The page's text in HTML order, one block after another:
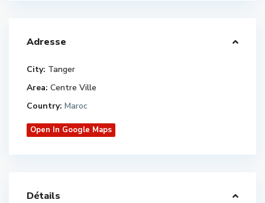
Adresse
City: Tanger
Area: Centre Ville
Country: Maroc
Open In Google Maps
Détails